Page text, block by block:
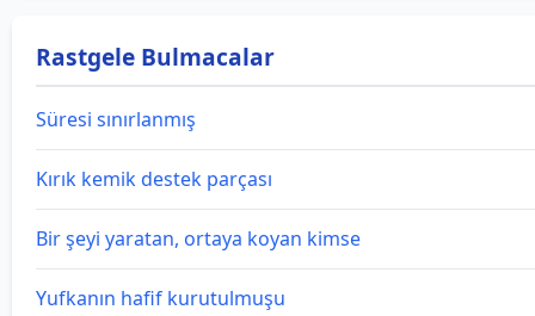
Rastgele Bulmacalar
Süresi sınırlanmış
Kırık kemik destek parçası
Bir şeyi yaratan, ortaya koyan kimse
Yufkanın hafif kurutulmuşu